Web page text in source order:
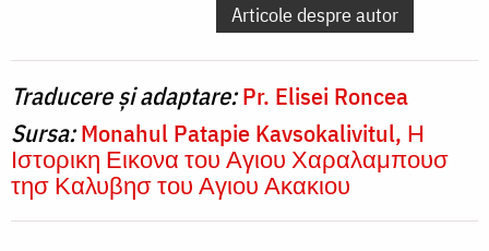
Articole despre autor
Traducere și adaptare:Pr. Elisei Roncea
Sursa:Monahul Patapie Kavsokalivitul, Η
Ιστορικη Εικονα του Αγιου Χαραλαμπουσ
τησ Καλυβησ του Αγιου Ακακιου